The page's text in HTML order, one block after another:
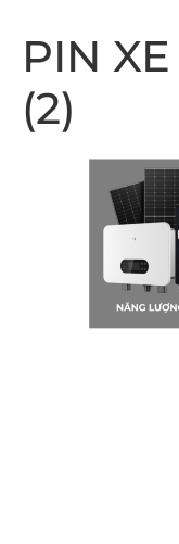
PIN
(2)